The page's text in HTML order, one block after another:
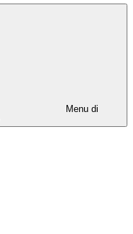
Menu di